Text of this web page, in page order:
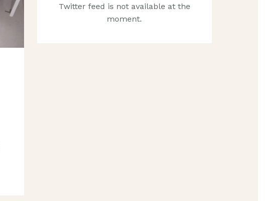
Twitter feed is not available at the
moment.